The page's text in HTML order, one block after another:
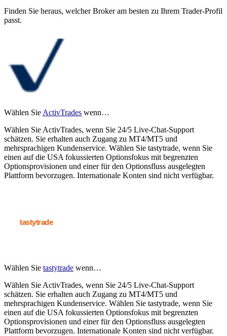
Finden Sie heraus, welcher Broker am besten zu Ihrem Trader-Profil
passt.
Wählen SieActivTrades wenn…
Wählen Sie ActivTrades, wenn Sie 24/5 Live-Chat-Support
schätzen. Sie erhalten auch Zugang zu MT4/MT5 und
mehrsprachigen Kundenservice. Wählen Sie tastytrade, wenn Sie
einen auf die USA fokussierten Optionsfokus mit begrenzten
Optionsprovisionen und einer für den Optionsfluss ausgelegten
Plattform bevorzugen. Internationale Konten sind nicht verfügbar.
Wählen Sie tastytrade wenn…
Wählen Sie ActivTrades, wenn Sie 24/5 Live-Chat-Support
schätzen. Sie erhalten auch Zugang zu MT4/MT5 und
mehrsprachigen Kundenservice. Wählen Sie tastytrade, wenn Sie
einen auf die USA fokussierten Optionsfokus mit begrenzten
Optionsprovisionen und einer für den Optionsfluss ausgelegten
Plattform bevorzugen. Internationale Konten sind nicht verfügbar.